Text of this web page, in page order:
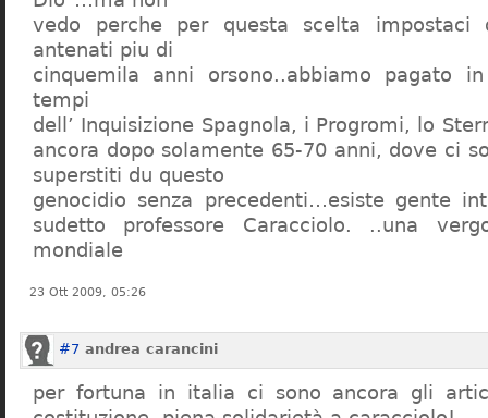
vedo perche per questa scelta
antenati piu di
cinquemila anni orsono..abbiamo pagato
tempi
dell’ Inquisizione Spagnola, i Progromi, lo
ancora dopo solamente 65-70 anni, dove ci
superstiti du questo
genocidio senza precedenti…esiste gente
sudetto professore Caracciolo. ..una
mondiale
23 Ott 2009, 05:26
#7 andrea carancini
per fortuna in italia ci sono ancora gli